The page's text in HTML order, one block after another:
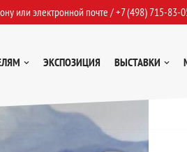
или электронной почте /+7 (498) 715-83-
ЭКСПОЗИЦИЯ ВЫСТАВКИ